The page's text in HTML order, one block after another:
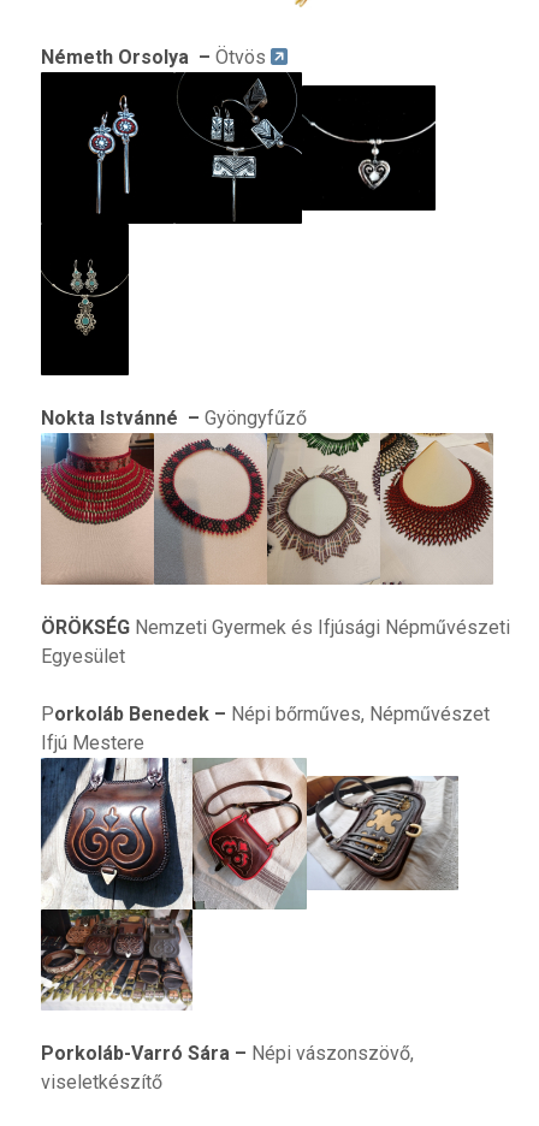
Németh Orsolya – Ötvös
Nokta Istvánné – Gyöngyfűző
ÖRÖKSÉGNemzeti Gyermek és Ifjúsági Népművészeti
Egyesület
Porkoláb Benedek – Népi bőrműves, Népművészet
Ifjú Mestere
Porkoláb-Varró Sára – Népi vászonszövő,
viseletkészítő